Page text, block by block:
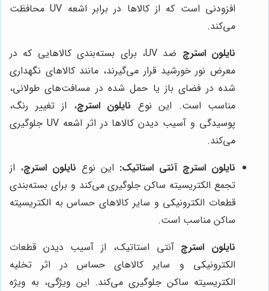
افزودنی است که از کالاها در برابر اشعه UV محافظت
می‌کند.
نایلون استرچ
ضد UV، برای بسته‌بندی کالاهایی که در
معرض نور خورشید قرار می‌گیرند، مانند کالاهای نگهداری
شده در فضای باز یا حمل شده در مسافت‌های طولانی،
مناسب است. این نوع نایلون استرچ، از تغییر رنگ،
پوسیدگی و آسیب دیدن کالاها در اثر اشعه UV جلوگیری
می‌کند.
نایلون استرچ آنتی استاتیک: این نوع نایلون استرچ، از
تجمع الکتریسیته ساکن جلوگیری می‌کند و برای بسته‌بندی
قطعات الکترونیکی و سایر کالاهای حساس به الکتریسیته
ساکن مناسب است.
نایلون استرچ آنتی استاتیک، از آسیب دیدن قطعات
الکترونیکی و سایر کالاهای حساس در اثر تخلیه
الکتریسیته ساکن جلوگیری می‌کند. این ویژگی، به ویژه